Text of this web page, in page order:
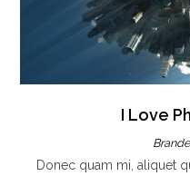
I Love
Donec quam mi, aliquet